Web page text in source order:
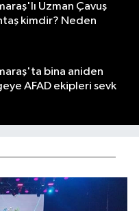
Uzman Çavuş
kimdir? Neden
bina aniden
AFAD ekipleri sevk